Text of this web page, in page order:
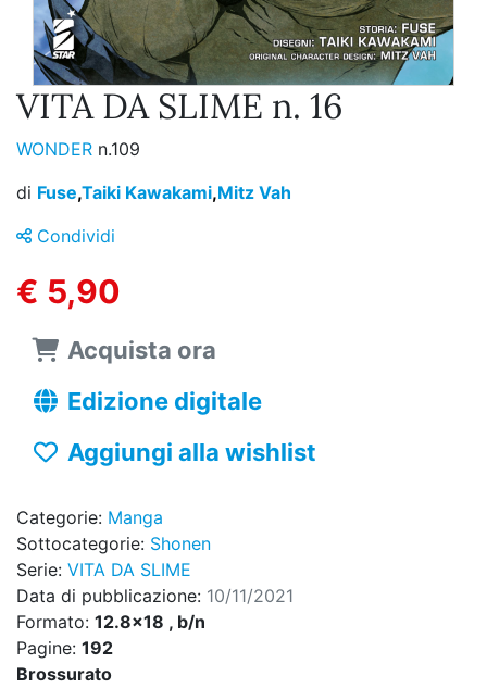
VITA DA SLIME n. 16
WONDER n.109
di Fuse,Taiki Kawakami,Mitz Vah
Condividi
€ 5,90
Acquista ora
Edizione digitale
Aggiungi alla wishlist
Categorie: Manga
Sottocategorie: Shonen
Serie: VITA DA SLIME
Data di pubblicazione: 10/11/2021
Formato: 12.8x18 , b/n
Pagine: 192
Brossurato